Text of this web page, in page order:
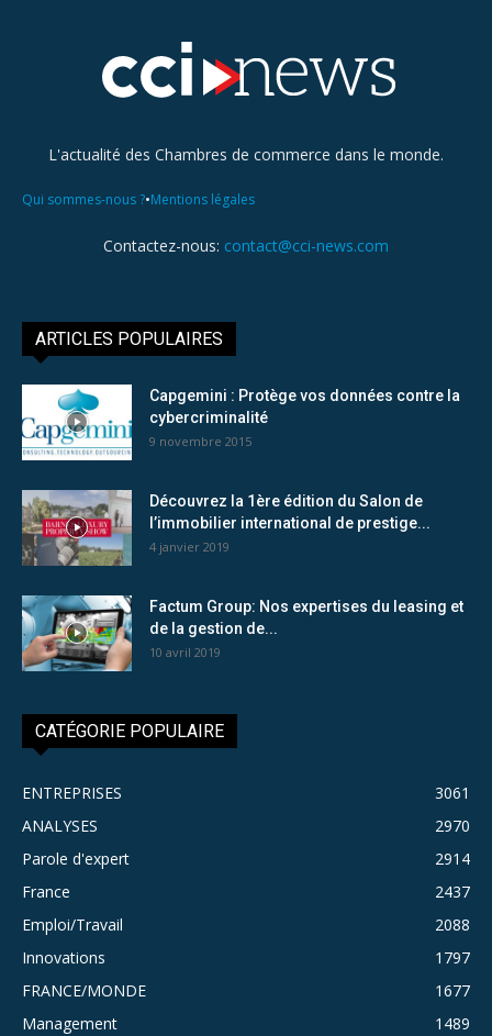
L'actualité des Chambres de commerce dans le monde.
Qui sommes-nous ?•Mentions légales
Contactez-nous: contact@cci-news.com
ARTICLES POPULAIRES
Capgemini : Protège vos données contre la
cybercriminalité
9 novembre 2015
Découvrez la 1ère édition du Salon de
l’immobilier international de prestige...
4 janvier 2019
Factum Group: Nos expertises du leasing et
de la gestion de...
10 avril 2019
CATÉGORIE POPULAIRE
ENTREPRISES
3061
ANALYSES
2970
Parole d'expert
2914
France
2437
Emploi/Travail
2088
Innovations
1797
FRANCE/MONDE
1677
Management
1489